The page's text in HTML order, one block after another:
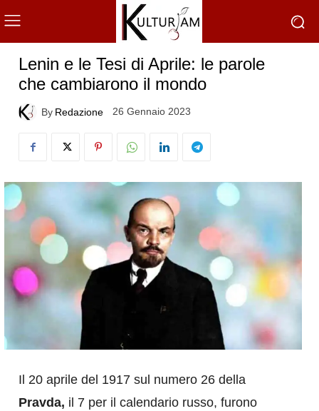
Lenin e le Tesi di Aprile: le parole
che cambiarono il mondo
By Redazione 26 Gennaio 2023
Il 20 aprile del 1917 sul numero 26 della
Pravda, il 7 per il calendario russo, furono